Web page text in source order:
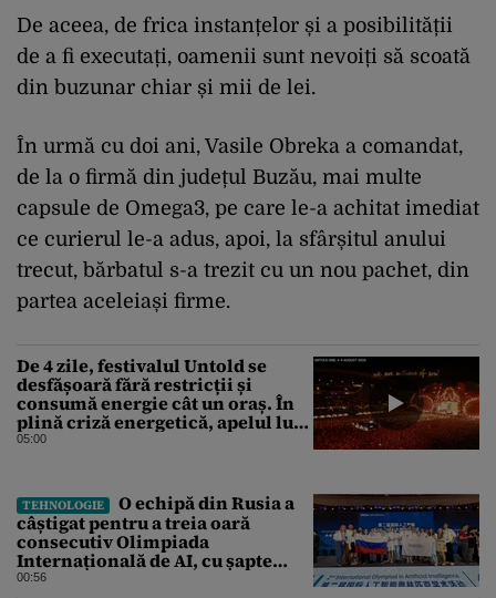
De aceea, de frica instanțelor și a posibilității
de a fi executați, oamenii sunt nevoiți să scoată
din buzunar chiar și mii de lei.
În urmă cu doi ani, Vasile Obreka a comandat,
de la o firmă din județul Buzău, mai multe
capsule de Omega3, pe care le-a achitat imediat
ce curierul le-a adus, apoi, la sfârșitul anului
trecut, bărbatul s-a trezit cu un nou pachet, din
partea aceleiași firme.
De 4 zile, festivalul Untold se
desfășoară fără restricții și
consumă energie cât un oraș. În
plină criză energetică, apelul lui
Bolojan de economisire a
partid, Emil Boc
05:00
TEHNOLOGIE
O echipă din Rusia a
câștigat pentru a treia oară
consecutiv Olimpiada
Internațională de AI, cu șapte
medalii din aur și una de bronz
00:56